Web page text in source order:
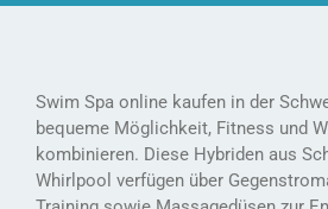
Swim Spa online kaufen in der
bequeme Möglichkeit, Fitness und
kombinieren. Diese Hybriden aus
Whirlpool verfügen über